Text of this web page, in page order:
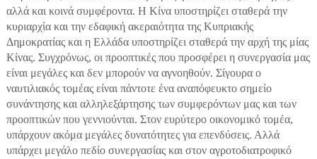
αλλά και κοινά συμφέροντα. Η Κίνα υποστηρίζει σταθερά την
κυριαρχία και την εδαφική ακεραιότητα της Κυπριακής
Δημοκρατίας και η Ελλάδα υποστηρίζει σταθερά την αρχή της μίας
Κίνας. Συγχρόνως, οι προοπτικές που προσφέρει η συνεργασία μας
είναι μεγάλες και δεν μπορούν να αγνοηθούν. Σίγουρα ο
ναυτιλιακός τομέας είναι πάντοτε ένα αναπόφευκτο σημείο
συνάντησης και αλληλεξάρτησης των συμφερόντων μας και των
προοπτικών που γεννιούνται. Στον ευρύτερο οικονομικό τομέα,
υπάρχουν ακόμα μεγάλες δυνατότητες για επενδύσεις. Αλλά
υπάρχει μεγάλο πεδίο συνεργασίας και στον αγροτοδιατροφικό